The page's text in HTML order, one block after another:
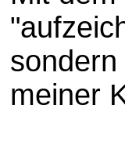
meiner